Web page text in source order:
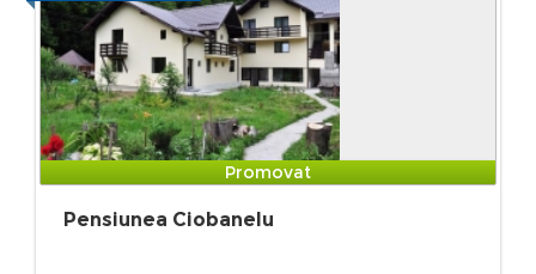
Promovat
Pensiunea Ciobanelu